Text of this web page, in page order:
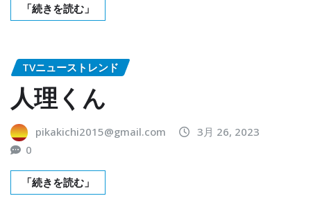
「続きを読む」
TVニューストレンド
人理くん
pikakichi2015@gmail.com
3月 26, 2023
0
「続きを読む」